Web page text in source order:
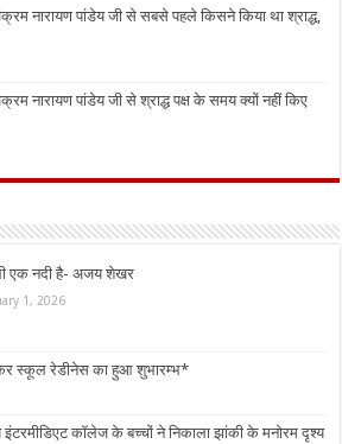
नारायण पांडेय जी से सबसे पहले किसने किया था श्राद्ध,
नारायण पांडेय जी से श्राद्ध पक्ष के समय क्यों नहीं किए
एक नदी है- अजय शेखर
1, 2026
स्कूल रेडीनेस का हुआ शुभारम्भ*
इंटरमीडिएट कॉलेज के बच्चों ने निकाला झांकी के मनोरम दृश्य